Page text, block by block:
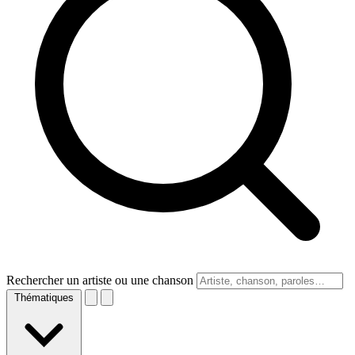
Rechercher un artiste ou une chanson
Thématiques